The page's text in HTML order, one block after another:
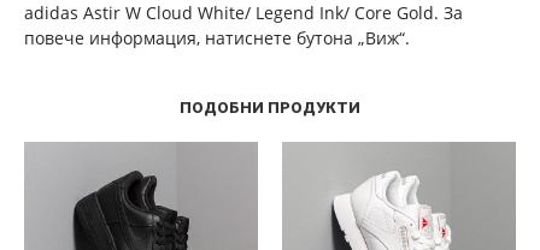
adidas Astir W Cloud White/ Legend Ink/ Core Gold. За
повече информация, натиснете бутона „Виж“.
ПОДОБНИ ПРОДУКТИ